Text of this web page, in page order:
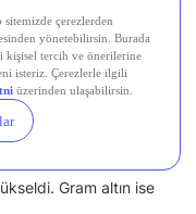
yatay bir seyirle
işlem
Gram altın ise